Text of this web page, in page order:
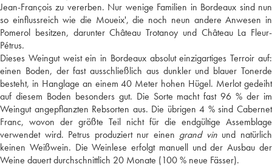
Jean-François zu vererben. Nur wenige Familien in Bordeaux sind nun
so einflussreich wie die Moueix', die noch neun andere Anwesen in
Pomerol besitzen, darunter Château Trotanoy und Château La Fleur-
Pétrus.
Dieses Weingut weist ein in Bordeaux absolut einzigartiges Terroir auf:
einen Boden, der fast ausschließlich aus dunkler und blauer Tonerde
besteht, in Hanglage an einem 40 Meter hohen Hügel. Merlot gedeiht
auf diesem Boden besonders gut. Die Sorte macht fast 96 % der im
Weingut angepflanzten Rebsorten aus. Die übrigen 4 % sind Cabernet
Franc, wovon der größte Teil nicht für die endgültige Assemblage
verwendet wird. Petrus produziert nur einen grand vinund natürlich
keinen Weißwein. Die Weinlese erfolgt manuell und der Ausbau der
Weine dauert durchschnittlich 20 Monate (100 % neue Fässer).